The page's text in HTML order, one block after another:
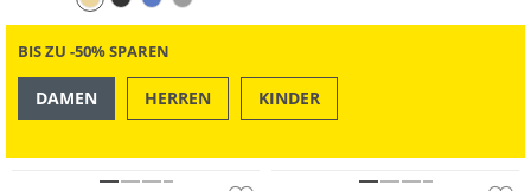
BIS ZU -50% SPAREN
DAMEN HERREN KINDER